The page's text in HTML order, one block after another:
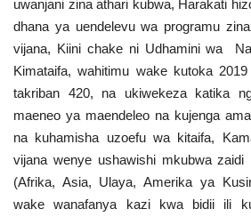
uwanjani zina athari kubwa, Harakati
dhana ya uendelevu wa programu
vijana, Kiini chake ni Udhamini wa
Kimataifa, wahitimu wake kutoka
takriban 420, na ukiwekeza katika
maeneo ya maendeleo na kujenga
na kuhamisha uzoefu wa kitaifa,
vijana wenye ushawishi mkubwa zaidi
(Afrika, Asia, Ulaya, Amerika ya
wake wanafanya kazi kwa bidii ili